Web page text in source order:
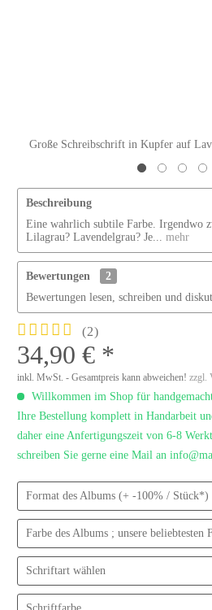
Große Schreibschrift in Kupfer auf
Beschreibung
Eine wahrlich subtile Farbe. Irgendwo
Lilagrau? Lavendelgrau? Je...
mehr
Bewertungen
2
Bewertungen lesen, schreiben und
(2)
34,90 € *
inkl. MwSt. - Gesamtpreis kann abweichen!zzgl.
Willkommen im Shop für
Ihre Bestellung komplett in Handarbeit
daher eine Anfertigungszeit von 6-8
schreiben Sie gerne eine Mail an
Format des Albums (+ -100% / Stück*)
Farbe des Albums ; unsere beliebtesten
Schriftart wählen